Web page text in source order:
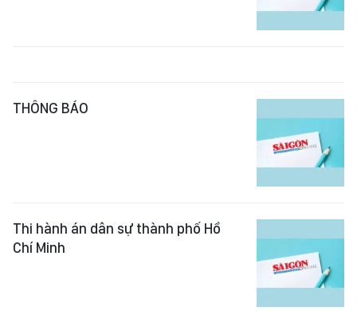
THÔNG BÁO
Thi hành án dân sự thành phố Hồ
Chí Minh